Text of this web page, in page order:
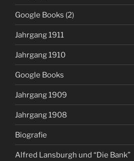
Google Books (2)
Jahrgang 1911
Jahrgang 1910
Google Books
Jahrgang 1909
Jahrgang 1908
Biografie
Alfred Lansburgh und “Die Bank”